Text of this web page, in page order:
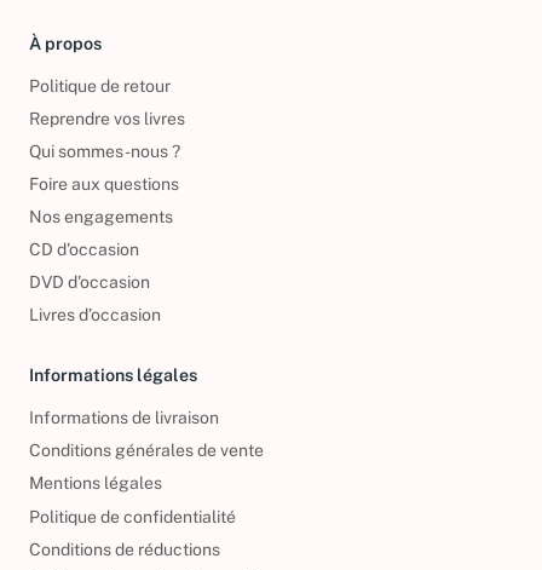
À propos
Politique de retour
Reprendre vos livres
Qui sommes-nous ?
Foire aux questions
Nos engagements
CD d'occasion
DVD d'occasion
Livres d’occasion
Informations légales
Informations de livraison
Conditions générales de vente
Mentions légales
Politique de confidentialité
Conditions de réductions